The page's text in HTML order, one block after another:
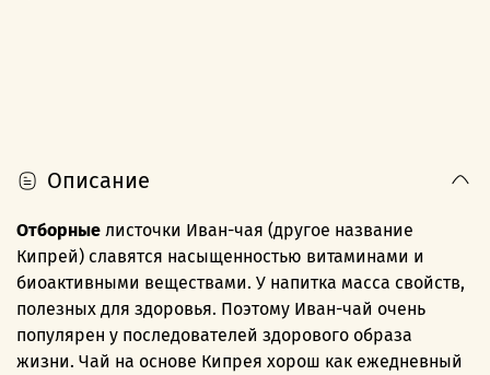
Описание
Отборные листочки Иван-чая (другое название
Кипрей) славятся насыщенностью витаминами и
биоактивными веществами. У напитка масса свойств,
полезных для здоровья. Поэтому Иван-чай очень
популярен у последователей здорового образа
жизни. Чай на основе Кипрея хорош как ежедневный